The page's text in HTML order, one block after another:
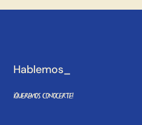
Hablemos_
¡Queremos conocerte!